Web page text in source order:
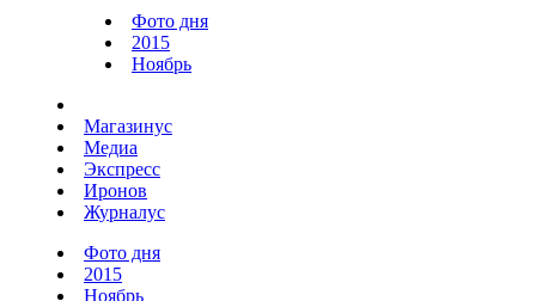
Фото дня
2015
Ноябрь
Магазинус
Медиа
Экспресс
Иронов
Журналус
Фото дня
2015
Ноябрь